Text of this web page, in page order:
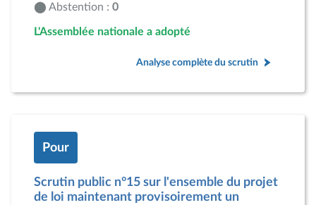
Abstention : 0
L'Assemblée nationale a adopté
Analyse complète du scrutin
Pour
Scrutin public n°15 sur l'ensemble du projet
de loi maintenant provisoirement un